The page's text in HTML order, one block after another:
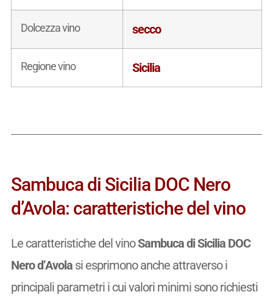
Dolcezza vino secco
Regione vino Sicilia
Sambuca di Sicilia DOC Nero
d’Avola: caratteristiche del vino
Le caratteristiche del vinoSambuca di Sicilia DOC
Nero d’Avolasi esprimono anche attraverso i
principali parametri i cui valori minimi sono richiesti